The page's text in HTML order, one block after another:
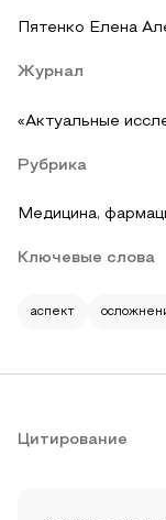
Пятенко Елена
Журнал
«Актуальные
Рубрика
Медицина,
Ключевые слова
аспект
Цитирование